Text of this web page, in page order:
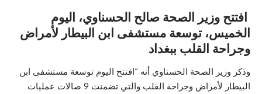
افتتح وزير الصحة صالح الحسناوي، اليوم
الخميس، توسعة مستشفى ابن البيطار لأمراض
وجراحة القلب ببغداد
وذكر وزير الصحة الحسناوي أنه “افتتح اليوم توسعة مستشفى ابن
البيطار لأمراض وجراحة القلب والتي تضمنت 9 صالات عمليات